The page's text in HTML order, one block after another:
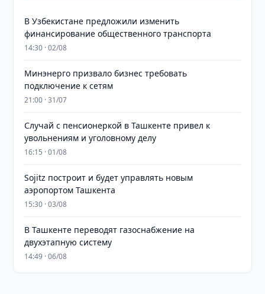
В Узбекистане предложили изменить
финансирование общественного транспорта
14:30 · 02/08
Минэнерго призвало бизнес требовать
подключение к сетям
21:00 · 31/07
Случай с пенсионеркой в Ташкенте привел к
увольнениям и уголовному делу
16:15 · 01/08
Sojitz построит и будет управлять новым
аэропортом Ташкента
15:30 · 03/08
В Ташкенте переводят газоснабжение на
двухэтапную систему
14:49 · 06/08